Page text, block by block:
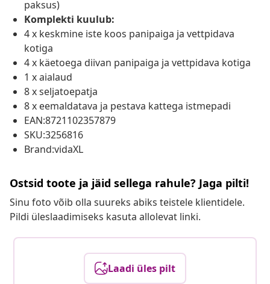
paksus)
Komplekti kuulub:
4 x keskmine iste koos panipaiga ja vettpidava
kotiga
4 x käetoega diivan panipaiga ja vettpidava kotiga
1 x aialaud
8 x seljatoepatja
8 x eemaldatava ja pestava kattega istmepadi
EAN:8721102357879
SKU:3256816
Brand:vidaXL
Ostsid toote ja jäid sellega rahule? Jaga pilti!
Sinu foto võib olla suureks abiks teistele klientidele.
Pildi üleslaadimiseks kasuta allolevat linki.
Laadi üles pilt